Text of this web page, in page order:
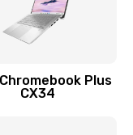
Plus
CX34